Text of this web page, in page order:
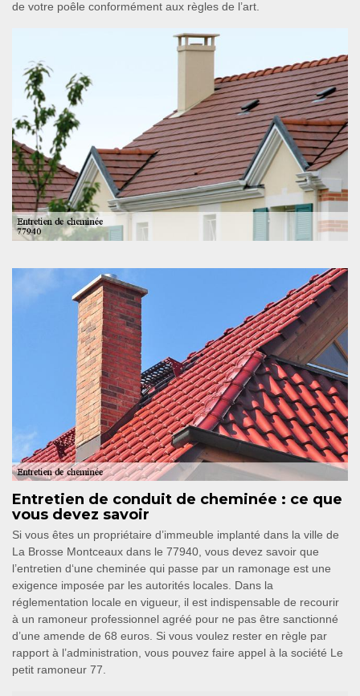
de votre poêle conformément aux règles de l’art.
Entretien de conduit de cheminée : ce que
vous devez savoir
Si vous êtes un propriétaire d’immeuble implanté dans la ville de
La Brosse Montceaux dans le 77940, vous devez savoir que
l’entretien d‘une cheminée qui passe par un ramonage est une
exigence imposée par les autorités locales. Dans la
réglementation locale en vigueur, il est indispensable de recourir
à un ramoneur professionnel agréé pour ne pas être sanctionné
d’une amende de 68 euros. Si vous voulez rester en règle par
rapport à l’administration, vous pouvez faire appel à la société Le
petit ramoneur 77.